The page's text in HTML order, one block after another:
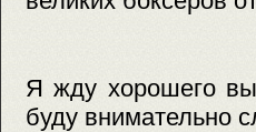
Я жду хорошего
буду внимательно